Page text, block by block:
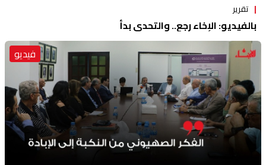
تقرير
بالفيديو: الإخاء رجع.. والتحدي بدأ
فيديو